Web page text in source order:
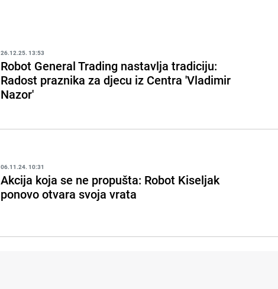
26.12.25. 13:53
Robot General Trading nastavlja tradiciju:
Radost praznika za djecu iz Centra 'Vladimir
Nazor'
06.11.24. 10:31
Akcija koja se ne propušta: Robot Kiseljak
ponovo otvara svoja vrata